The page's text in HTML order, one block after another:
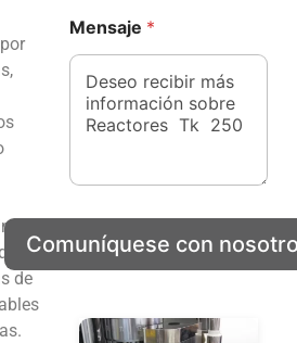
de
n
o
C
C
m
p
a
T
e
l
e
e
c
t
n
Mensaje *
Comuníquese con